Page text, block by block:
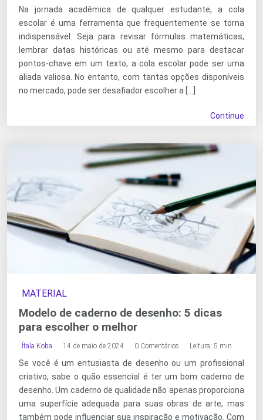
Na jornada acadêmica de qualquer estudante, a cola
escolar é uma ferramenta que frequentemente se torna
indispensável. Seja para revisar fórmulas matemáticas,
lembrar datas históricas ou até mesmo para destacar
pontos-chave em um texto, a cola escolar pode ser uma
aliada valiosa. No entanto, com tantas opções disponíveis
no mercado, pode ser desafiador escolher a […]
Continue
MATERIAL
Modelo de caderno de desenho: 5 dicas
para escolher o melhor
Ítala Koba 14 de maio de 2024 0 Comentários Leitura: 5 min
Se você é um entusiasta de desenho ou um profissional
criativo, sabe o quão essencial é ter um bom caderno de
desenho. Um caderno de qualidade não apenas proporciona
uma superfície adequada para suas obras de arte, mas
também pode influenciar sua inspiração e motivação. Com